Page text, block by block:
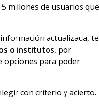
millones de usuarios que
actualizada, te
o institutos, por
opciones para poder
con criterio y acierto.